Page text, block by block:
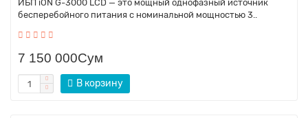
ИБП iON G-3000 LCD — это мощный однофазный источник
бесперебойного питания с номинальной мощностью 3..
7 150 000Сум
В корзину